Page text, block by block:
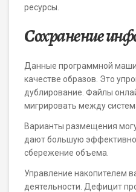
ресурсы.
Сохранение
Данные программной
качестве образов. Это
дублирование. Файлы
мигрировать между
Варианты размещения
дают большую
сбережение объема.
Управление накопителем
деятельности. Дефицит